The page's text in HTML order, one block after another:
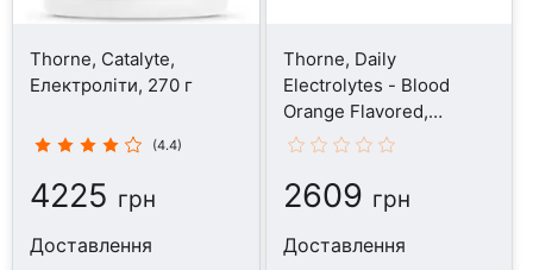
Thorne, Catalyte,
Електроліти, 270 г
(4.4)
4225 грн
Доставлення
Thorne, Daily
Electrolytes - Blood
Orange Flavored,
Електроліти, 30 шт
2609 грн
Доставлення